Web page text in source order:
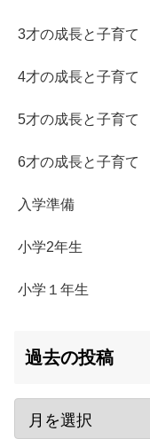
3才の成長と子育て
4才の成長と子育て
5才の成長と子育て
6才の成長と子育て
入学準備
小学2年生
小学１年生
過去の投稿